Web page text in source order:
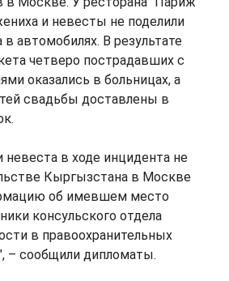
и невесты не поделили
автомобилях. В результате
четверо пострадавших с
оказались в больницах, а
свадьбы доставлены в
невеста в ходе инцидента не
Кыргызстана в Москве
об имевшем место
консульского отдела
в правоохранительных
– сообщили дипломаты.